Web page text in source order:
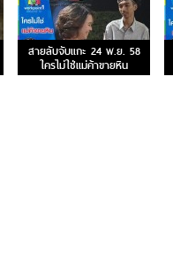
สายลับจับแกะ 24 พ.ย. 58
ใครไม่ใช่แม่ค้าขายหิน